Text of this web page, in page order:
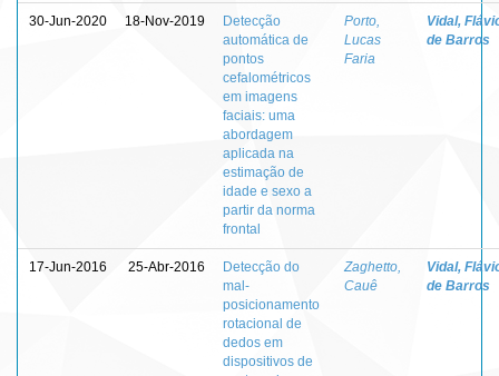
30-Jun-2020 18-Nov-2019
Detecção
automática de
pontos
cefalométricos
em imagens
faciais: uma
abordagem
aplicada na
estimação de
idade e sexo a
partir da norma
frontal
Porto,
Lucas
Faria
Vidal,
de Barros
17-Jun-2016 25-Abr-2016
Detecção do
mal-
posicionamento
rotacional de
dedos em
dispositivos de
Zaghetto,
Cauê
Vidal,
de Barros